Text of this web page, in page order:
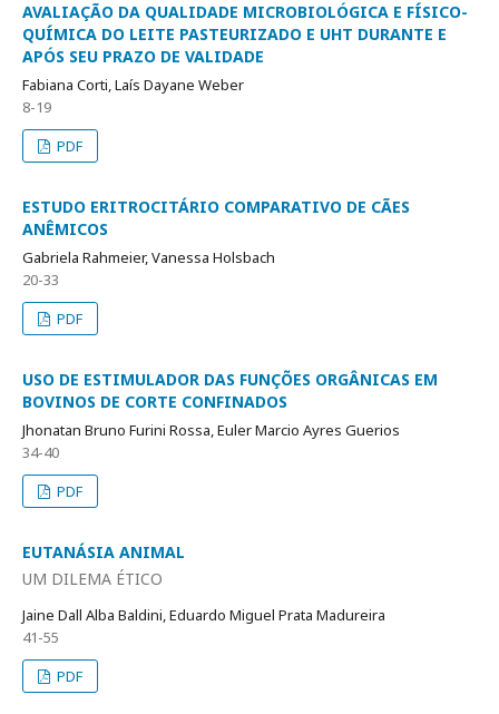
AVALIAÇÃO DA QUALIDADE MICROBIOLÓGICA E FÍSICO-
QUÍMICA DO LEITE PASTEURIZADO E UHT DURANTE E
APÓS SEU PRAZO DE VALIDADE
Fabiana Corti, Laís Dayane Weber
8-19
PDF
ESTUDO ERITROCITÁRIO COMPARATIVO DE CÃES
ANÊMICOS
Gabriela Rahmeier, Vanessa Holsbach
20-33
PDF
USO DE ESTIMULADOR DAS FUNÇÕES ORGÂNICAS EM
BOVINOS DE CORTE CONFINADOS
Jhonatan Bruno Furini Rossa, Euler Marcio Ayres Guerios
34-40
PDF
EUTANÁSIA ANIMAL
UM DILEMA ÉTICO
Jaine Dall Alba Baldini, Eduardo Miguel Prata Madureira
41-55
PDF